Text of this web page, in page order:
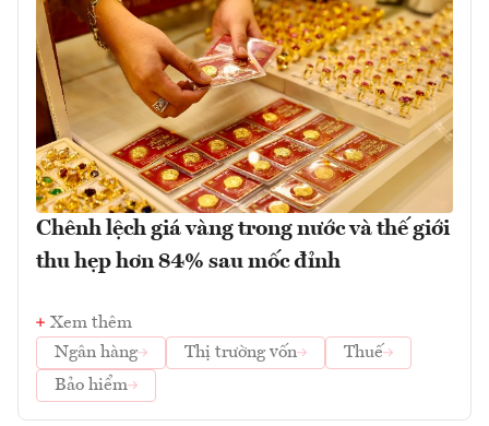
Chênh lệch giá vàng trong nước và thế giới
thu hẹp hơn 84% sau mốc đỉnh
Xem thêm
Ngân hàng
Thị trường vốn
Thuế
Bảo hiểm